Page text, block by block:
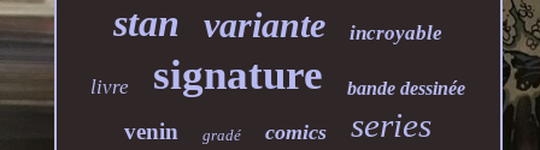
stan variante incroyable
livre signature bande dessinée
venin gradé comics series